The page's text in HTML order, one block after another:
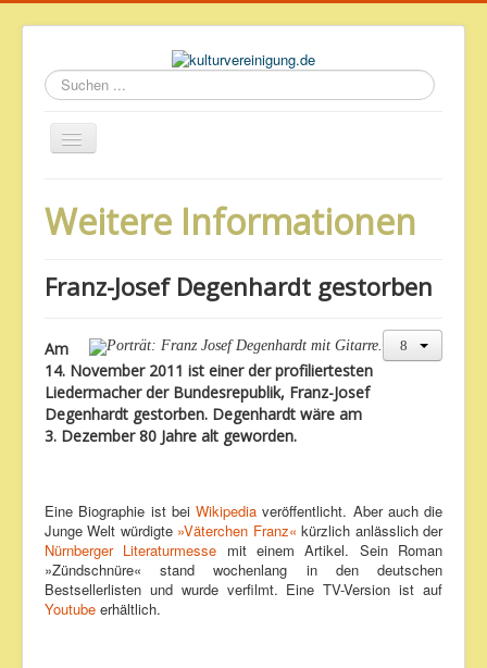
Suchen
...
Geschichte des Volkshauses
Impressum & Datenschutz
Weitere Informationen
Franz-Josef Degenhardt gestorben
Am
14. November 2011 ist einer der profiliertesten
Liedermacher der Bundesrepublik, Franz-Josef
Degenhardt gestorben. Degenhardt wäre am
3. Dezember 80 Jahre alt geworden.
Eine Biographie ist bei Wikipedia veröffentlicht. Aber auch die
Junge Welt würdigte »Väterchen Franz« kürzlich anlässlich der
Nürnberger Literaturmesse mit einem Artikel. Sein Roman
»Zündschnüre« stand wochenlang in den deutschen
Bestsellerlisten und wurde verfilmt. Eine TV-Version ist auf
Youtube erhältlich.